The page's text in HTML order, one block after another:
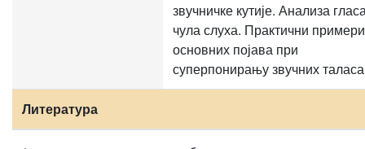
звучничке кутије. Анализа
чула слуха. Практични примери
основних појава при
суперпонирању звучних
Литература